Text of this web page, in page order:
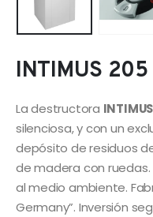
INTIMUS 205
La destructora
silenciosa, y con un
depósito de residuos
de madera con
al medio ambiente.
Germany”. Inversión